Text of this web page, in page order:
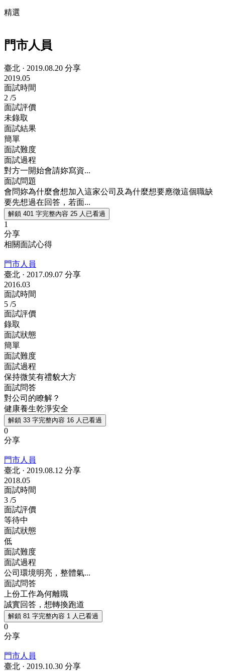
精選
門市人員
臺北 · 2019.08.20 分享
2019.05
面試時間
2 /5
面試評價
未錄取
面試結果
簡單
面試難度
面試過程
對方一開始會請妳寫資...
面試問題
會問妳為什麼會想加入這家公司及為什麼想要應徵這個職缺
要先想過在回答，若面...
解鎖 401 字完整內容 25 人已看過
1
分享
相關面試心得
門市人員
臺北 · 2017.09.07 分享
2016.03
面試時間
5 /5
面試評價
錄取
面試狀態
簡單
面試難度
面試過程
保持微笑有禮貌大方
面試問答
對公司的瞭解？
健康養生乾淨安全
解鎖 33 字完整內容 16 人已看過
0
分享
門市人員
臺北 · 2019.08.12 分享
2018.05
面試時間
3 /5
面試評價
等待中
面試狀態
低
面試難度
面試過程
公司環境明亮，整體氣...
面試問答
上份工作為何離職
誠實回答，想轉換跑道
解鎖 81 字完整內容 1 人已看過
0
分享
門市人員
臺北 · 2019.10.30 分享